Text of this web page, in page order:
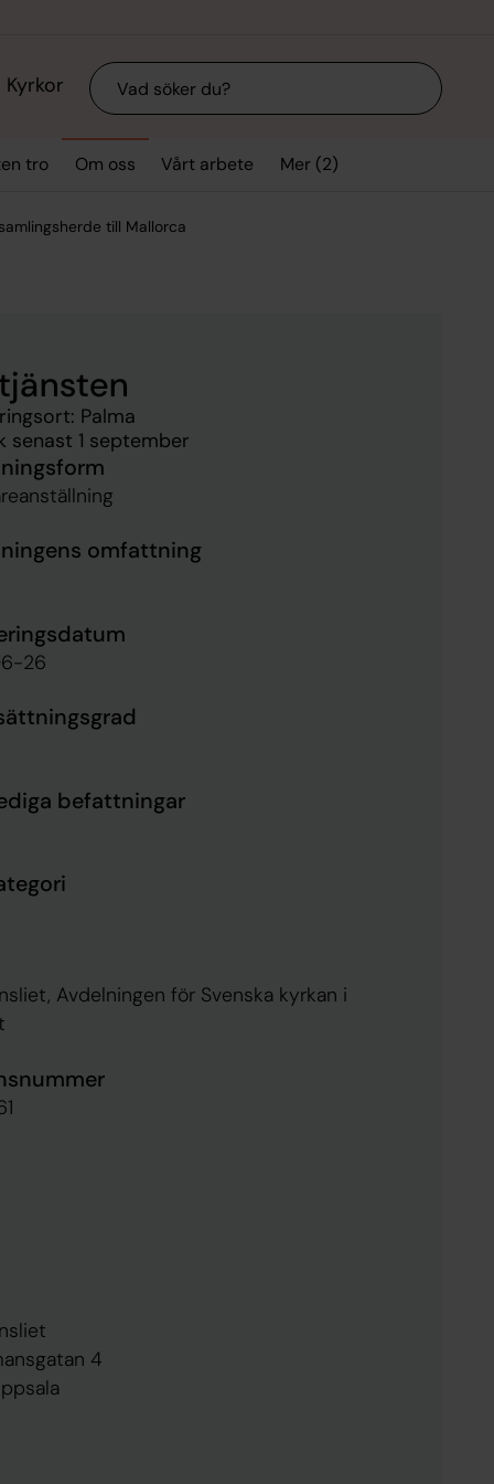
Kyrkor Sök
tro Om oss Vårt arbete Mer (2)
till Mallorca
Palma
senast 1 september
omfattning
26
befattningar
Avdelningen för Svenska kyrkan i
4